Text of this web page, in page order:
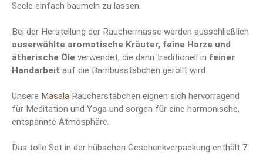
Seele einfach baumeln zu lassen.
Bei der Herstellung der Räuchermasse werden ausschließlich
auserwählte aromatische Kräuter, feine Harze und
ätherische Öle verwendet, die dann traditionell in feiner
Handarbeit auf die Bambusstäbchen gerollt wird.
Unsere Masala Räucherstäbchen eignen sich hervorragend
für Meditation und Yoga und sorgen für eine harmonische,
entspannte Atmosphäre.
Das tolle Set in der hübschen Geschenkverpackung enthält 7